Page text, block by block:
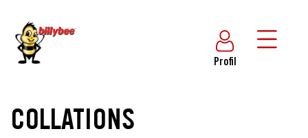
Profil
COLLATIONS